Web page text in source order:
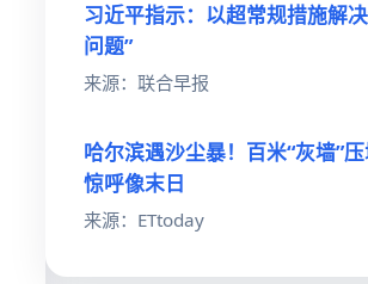
习近平指示：以超常规措施解
问题”
来源：联合早报
哈尔滨遇沙尘暴！百米“灰墙”
惊呼像末日
来源：ETtoday